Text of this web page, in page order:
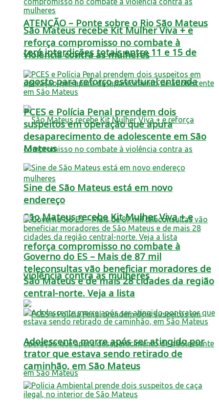
ATENÇÃO – Ponte sobre o Rio São Mateus
terá interdições totais entre 11 e 15 de
agosto para reforço estrutural;entenda
São Mateus recebe Kit Mulher Viva + e
reforça compromisso no combate à
violência contra as mulheres
São Mateus recebe Kit Mulher Viva + e
reforça compromisso no combate à
violência contra as mulheres
PCES e Polícia Penal prendem dois
suspeitos em operação que apura
desaparecimento de adolescente em São
Mateus
Sine de São Mateus está em novo
endereço
Governo do ES – Mais de 87 mil
teleconsultas vão beneficiar moradores de
São Mateus e de mais 28 cidades da região
central-norte. Veja a lista
Adolescente morre após ser atingido por
trator que estava sendo retirado de
caminhão, em São Mateus